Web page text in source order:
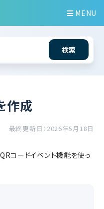
MENU
検索
作成
最終更新日：2026年5月18日
コードイベント機能を使っ